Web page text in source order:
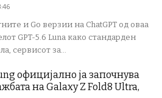
и Go верзии на ChatGPT од оваа
GPT-5.6 Luna како стандарден
сервисот за...
официјално ја започнува
на Galaxy Z Fold8 Ultra,